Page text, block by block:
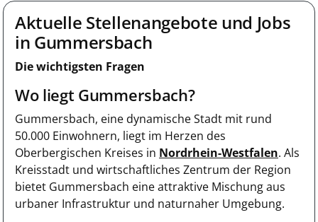
Aktuelle Stellenangebote und Jobs
in Gummersbach
Die wichtigsten Fragen
Wo liegt Gummersbach?
Gummersbach, eine dynamische Stadt mit rund
50.000 Einwohnern, liegt im Herzen des
Oberbergischen Kreises in Nordrhein-Westfalen. Als
Kreisstadt und wirtschaftliches Zentrum der Region
bietet Gummersbach eine attraktive Mischung aus
urbaner Infrastruktur und naturnaher Umgebung.